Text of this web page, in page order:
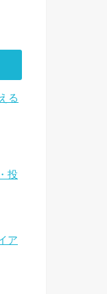
る
投
ア